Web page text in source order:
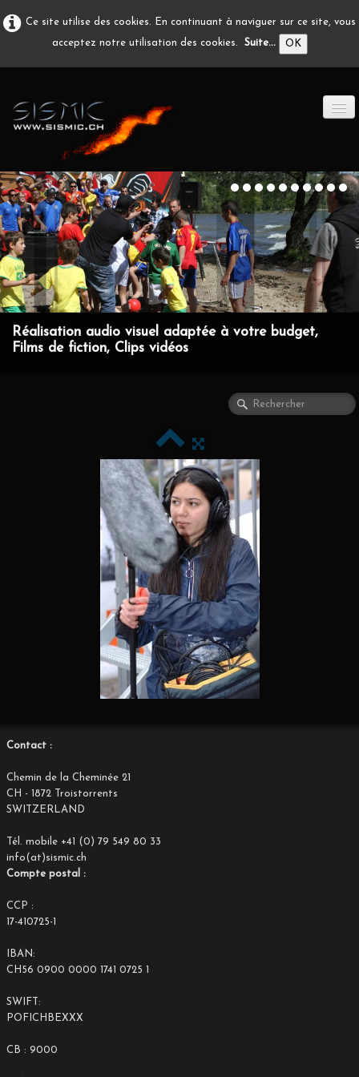
Ce site utilise des cookies. En continuant à naviguer sur ce site, vous
acceptez notre utilisation des cookies. Suite... OK
ACCUEIL
PRODUCTION A/V
DÉVELOPPEMENT
EN IMAGE
CONTACT
Réalisation audio visuel adaptée à votre budget,
Films de fiction, Clips vidéos
Contact :
Chemin de la Cheminée 21
CH - 1872 Troistorrents
SWITZERLAND
Tél. mobile +41 (0) 79 549 80 33
info(at)sismic.ch
Compte postal :
CCP :
17-410725-1
IBAN:
CH56 0900 0000 1741 0725 1
SWIFT:
POFICHBEXXX
CB : 9000